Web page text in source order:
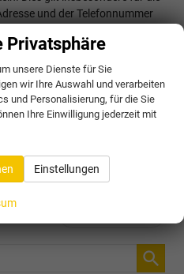
und der Telefonnummer
hier eingesehen werden.
Privatsphäre
unsere Dienste für Sie
wir Ihre Auswahl und verarbeiten
und Personalisierung, für die Sie
Ihre Einwilligung jederzeit mit
Einstellungen